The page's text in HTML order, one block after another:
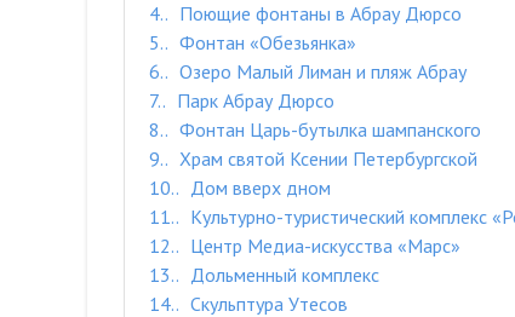
4.
Поющие фонтаны в Абрау Дюрсо
5.
Фонтан «Обезьянка»
6.
Озеро Малый Лиман и пляж Абрау
7.
Парк Абрау Дюрсо
8.
Фонтан Царь-бутылка шампанского
9.
Храм святой Ксении Петербургской
10.
Дом вверх дном
11.
Культурно-туристический комплекс
12.
Центр Медиа-искусства «Марс»
13.
Дольменный комплекс
14.
Скульптура Утесов